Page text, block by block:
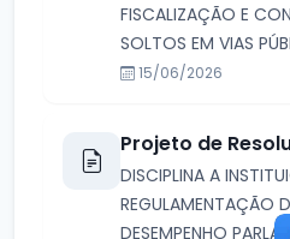
FISCALIZAÇÃO E
SOLTOS EM VIAS
15/06/2026
Projeto de
DISCIPLINA A
REGULAMENTAÇÃO
DESEMPENHO